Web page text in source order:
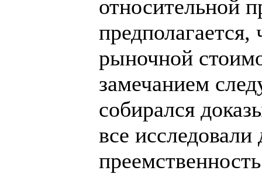
относительной
рыночной
замечанием
собирался
все